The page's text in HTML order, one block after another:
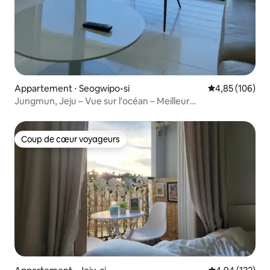
Appartement ⋅ Seogwipo-si Évaluation
4,85 (106)
Jungmun, Jeju – Vue sur l'océan – Meilleur
#Spot de surf – Offre spéciale
Coup de cœur voyageurs
Coup de cœur voyageurs